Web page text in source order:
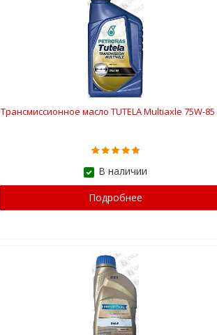
Трансмиссионное масло TUTELA Multiaxle 75W-85
В наличии
Подробнее